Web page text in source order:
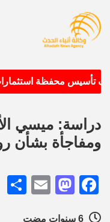
تأسيس محفظة
دراسة: ميسي
ومفاجأة بشأن